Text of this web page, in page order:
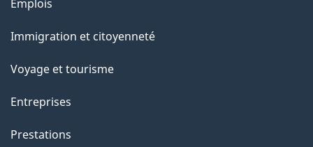
sujets
Emplois
Immigration et citoyenneté
Voyage et tourisme
Entreprises
Prestations